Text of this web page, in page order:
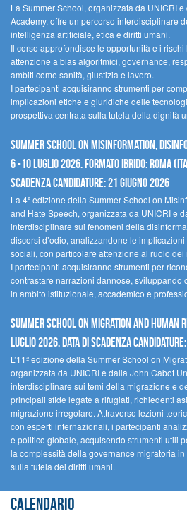
La Summer School, organizzata da UNICRI
Academy, offre un percorso interdisciplinare
intelligenza artificiale, etica e diritti umani.
Il corso approfondisce le opportunità e i rischi
attenzione a bias algoritmici, governance,
ambiti come sanità, giustizia e lavoro.
I partecipanti acquisiranno strumenti per
implicazioni etiche e giuridiche delle
prospettiva centrata sulla tutela della dignità
Summer School on Misinformation,
6 -10 luglio 2026. Formato ibrido: Roma
scadenza candidature: 21 giugno 2026
La 4ª edizione della Summer School on
and Hate Speech, organizzata da UNICRI e
interdisciplinare sui fenomeni della
discorsi d’odio, analizzandone le
sociali, con particolare attenzione al ruolo dei
I partecipanti acquisiranno strumenti per
contrastare narrazioni dannose, sviluppando
in ambito istituzionale, accademico e
Summer School on Migration and Human
Luglio 2026. Data di scadenza
L’11ª edizione della Summer School on
organizzata da UNICRI e dalla John Cabot
interdisciplinare sui temi della migrazione e
principali sfide legate a rifugiati, richiedenti
migrazione irregolare. Attraverso lezioni
con esperti internazionali, i partecipanti
e politico globale, acquisendo strumenti utili
la complessità della governance migratoria
sulla tutela dei diritti umani.
Calendario